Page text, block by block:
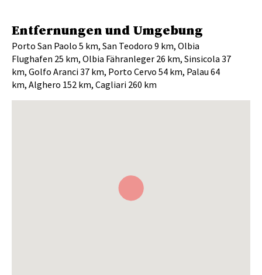
Entfernungen und Umgebung
Porto San Paolo 5 km, San Teodoro 9 km, Olbia
Flughafen 25 km, Olbia Fähranleger 26 km, Sinsicola 37
km, Golfo Aranci 37 km, Porto Cervo 54 km, Palau 64
km, Alghero 152 km, Cagliari 260 km